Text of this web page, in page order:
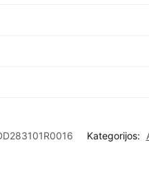
Kategorijos: